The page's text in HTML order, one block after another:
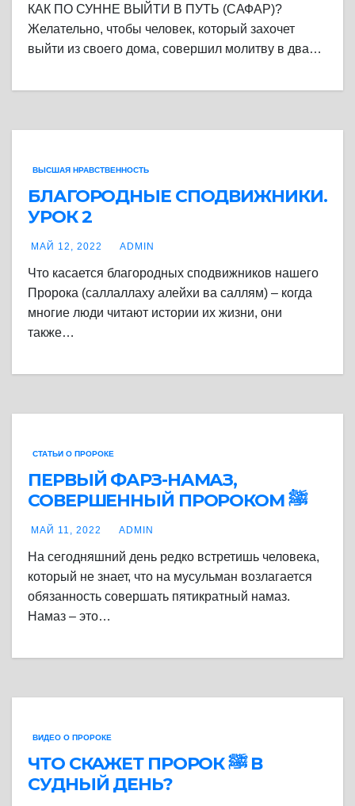
КАК ПО СУННЕ ВЫЙТИ В ПУТЬ (САФАР)?
Желательно, чтобы человек, который захочет
выйти из своего дома, совершил молитву в два…
ВЫСШАЯ НРАВСТВЕННОСТЬ
БЛАГОРОДНЫЕ СПОДВИЖНИКИ.
УРОК 2
МАЙ 12, 2022 ADMIN
Что касается благородных сподвижников нашего
Пророка (саллаллаху алейхи ва саллям) – когда
многие люди читают истории их жизни, они
также…
СТАТЬИ О ПРОРОКЕ
ПЕРВЫЙ ФАРЗ-НАМАЗ,
СОВЕРШЕННЫЙ ПРОРОКОМ ﷺ
МАЙ 11, 2022 ADMIN
На сегодняшний день редко встретишь человека,
который не знает, что на мусульман возлагается
обязанность совершать пятикратный намаз.
Намаз – это…
ВИДЕО О ПРОРОКЕ
ЧТО СКАЖЕТ ПРОРОК ﷺ В
СУДНЫЙ ДЕНЬ?